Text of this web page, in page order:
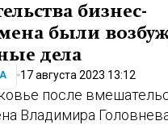
бизнес-
были
дела
17 августа 2023 13:12
после
Владимира